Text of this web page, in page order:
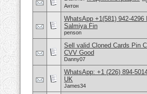
Антон
WhatsApp +1(581) 942-
Salmiya Fin
penson
Sell valid Cloned Cards Pin
CVV Good
Danny07
WhatsApp: +1 (226) 894-
UK
James34